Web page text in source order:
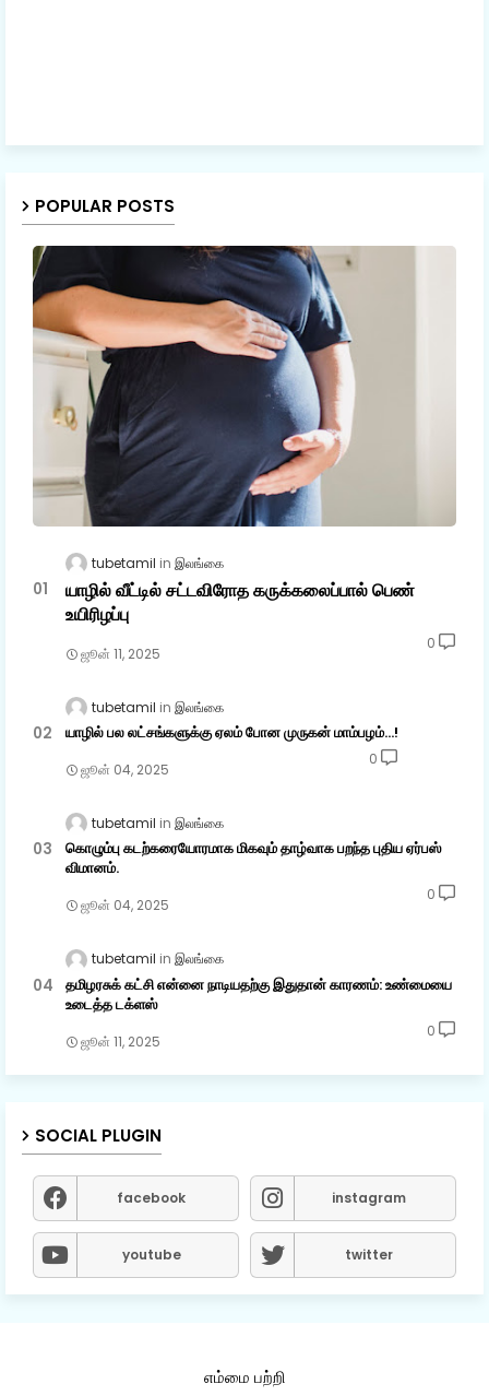
POPULAR POSTS
tubetamil இலங்கை
யாழில் வீட்டில் சட்டவிரோத கருக்கலைப்பால் பெண்
உயிரிழப்பு
ஜூன் 11, 2025
0
tubetamil இலங்கை
யாழில் பல லட்சங்களுக்கு ஏலம் போன முருகன் மாம்பழம்...!
ஜூன் 04, 2025
0
tubetamil இலங்கை
கொழும்பு கடற்கரையோரமாக மிகவும் தாழ்வாக பறந்த புதிய ஏர்பஸ்
விமானம்.
ஜூன் 04, 2025
0
tubetamil இலங்கை
தமிழரசுக் கட்சி என்னை நாடியதற்கு இதுதான் காரணம்: உண்மையை
உடைத்த டக்ளஸ்
ஜூன் 11, 2025
0
SOCIAL PLUGIN
facebook instagram
youtube twitter
எம்மை பற்றி